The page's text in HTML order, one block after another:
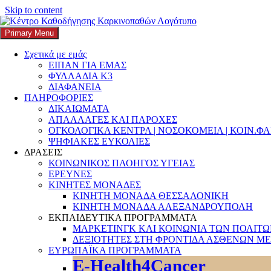
Skip to content
K3
ΚΕΝΤΡΟ ΚΑΘΟΔΗΓΗΣΗΣ ΚΑΡΚΙΝΟΠΑΘΩΝ
Primary Menu
Σχετικά με εμάς
ΕΙΠΑΝ ΓΙΑ ΕΜΑΣ
ΦΥΛΛΑΔΙΑ Κ3
ΔΙΑΦΑΝΕΙΑ
ΠΛΗΡΟΦΟΡΙΕΣ
ΔΙΚΑΙΩΜΑΤΑ
ΑΠΑΛΛΑΓΕΣ ΚΑΙ ΠΑΡΟΧΕΣ
ΟΓΚΟΛΟΓΙΚΑ ΚΕΝΤΡΑ | ΝΟΣΟΚΟΜΕΙΑ |
ΨΗΦΙΑΚΕΣ ΕΥΚΟΛΙΕΣ
ΔΡΑΣΕΙΣ
ΚΟΙΝΩΝΙΚΟΣ ΠΛΟΗΓΟΣ ΥΓΕΙΑΣ
ΕΡΕΥΝΕΣ
ΚΙΝΗΤΕΣ ΜΟΝΑΔΕΣ
ΚΙΝΗΤΗ ΜΟΝΑΔΑ ΘΕΣΣΑΛΟΝΙΚΗ
ΚΙΝΗΤΗ ΜΟΝΑΔΑ ΑΛΕΞΑΝΔΡΟΥΠΟΛΗ
ΕΚΠΑΙΔΕΥΤΙΚΑ ΠΡΟΓΡΑΜΜΑΤΑ
ΜΑΡΚΕΤΙΝΓΚ ΚΑΙ ΚΟΙΝΩΝΙΑ ΤΩΝ
ΔΕΞΙΟΤΗΤΕΣ ΣΤΗ ΦΡΟΝΤΙΔΑ ΑΣΘΕΝΩΝ
ΕΥΡΩΠΑΪΚΑ ΠΡΟΓΡΑΜΜΑΤΑ
E-Health4Cancer
Αναζήτηση για:
Κέντρο Καθοδήγησης Καρκινοπαθών